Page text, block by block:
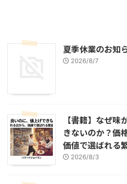
夏季休業のお知
2026/8/7
【書籍】なぜ味
きないのか？価
価値で選ばれる
2026/8/3